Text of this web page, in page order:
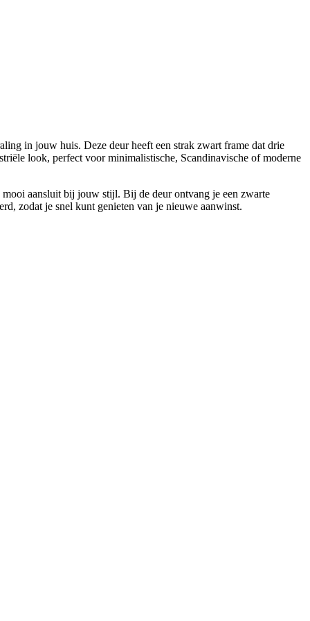
in jouw huis. Deze deur heeft een strak zwart frame dat drie
look, perfect voor minimalistische, Scandinavische of moderne
aansluit bij jouw stijl. Bij de deur ontvang je een zwarte
zodat je snel kunt genieten van je nieuwe aanwinst.